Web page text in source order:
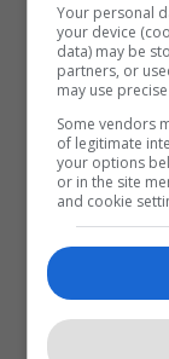
Your personal
your device
data) may be
partners, or
may use
Some vendors
of legitimate
your options
or in the site
and cookie